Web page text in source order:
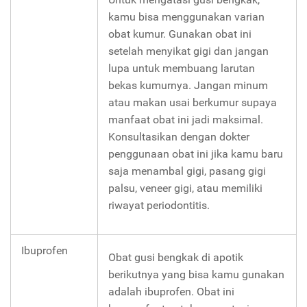
kamu bisa menggunakan varian
obat kumur. Gunakan obat ini
setelah menyikat gigi dan jangan
lupa untuk membuang larutan
bekas kumurnya. Jangan minum
atau makan usai berkumur supaya
manfaat obat ini jadi maksimal.
Konsultasikan dengan dokter
penggunaan obat ini jika kamu baru
saja menambal gigi, pasang gigi
palsu, veneer gigi, atau memiliki
riwayat periodontitis.
Ibuprofen
Obat gusi bengkak di apotik
berikutnya yang bisa kamu gunakan
adalah ibuprofen. Obat ini